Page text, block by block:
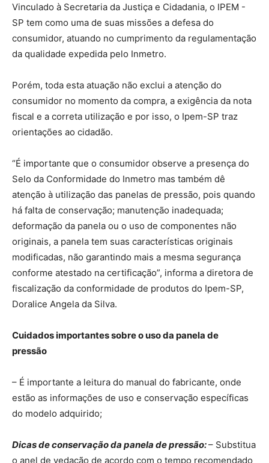
Vinculado à Secretaria da Justiça e Cidadania, o IPEM -
SP tem como uma de suas missões a defesa do
consumidor, atuando no cumprimento da regulamentação
da qualidade expedida pelo Inmetro.
Porém, toda esta atuação não exclui a atenção do
consumidor no momento da compra, a exigência da nota
fiscal e a correta utilização e por isso, o Ipem-SP traz
orientações ao cidadão.
“É importante que o consumidor observe a presença do
Selo da Conformidade do Inmetro mas também dê
atenção à utilização das panelas de pressão, pois quando
há falta de conservação; manutenção inadequada;
deformação da panela ou o uso de componentes não
originais, a panela tem suas características originais
modificadas, não garantindo mais a mesma segurança
conforme atestado na certificação”, informa a diretora de
fiscalização da conformidade de produtos do Ipem-SP,
Doralice Angela da Silva.
Cuidados importantes sobre o uso da panela de
pressão
– É importante a leitura do manual do fabricante, onde
estão as informações de uso e conservação específicas
do modelo adquirido;
Dicas de conservação da panela de pressão:– Substitua
o anel de vedação de acordo com o tempo recomendado